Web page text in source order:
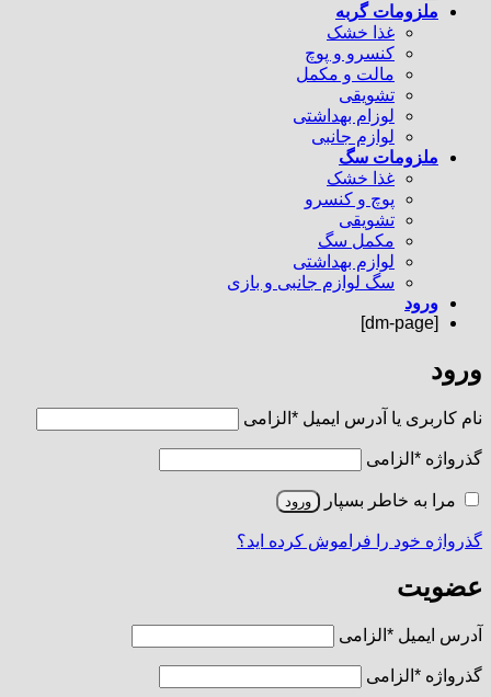
ملزومات گربه
غذا خشک
کنسرو و پوچ
مالت و مکمل
تشویقی
لوزام بهداشتی
لوازم جانبی
ملزومات سگ
غذا خشک
پوچ و کنسرو
تشویقی
مکمل سگ
لوازم بهداشتی
سگ لوازم جانبی و بازی
ورود
[dm-page]
ورود
نام کاربری یا آدرس ایمیل * الزامی
گذرواژه * الزامی
مرا به خاطر بسپار ورود
گذرواژه خود را فراموش کرده اید؟
عضویت
آدرس ایمیل * الزامی
گذرواژه * الزامی